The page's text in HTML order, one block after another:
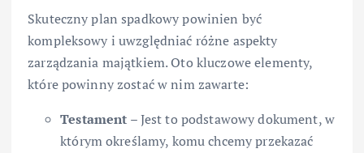
Skuteczny plan spadkowy powinien być
kompleksowy i uwzględniać różne aspekty
zarządzania majątkiem. Oto kluczowe elementy,
które powinny zostać w nim zawarte:
Testament – Jest to podstawowy dokument, w
którym określamy, komu chcemy przekazać